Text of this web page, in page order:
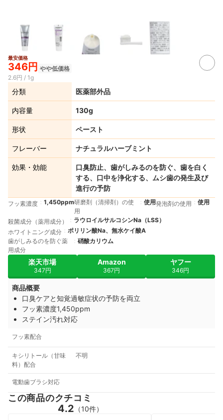
最安価格
346円 やや低価格
2.6円 / 1g
分類 医薬部外品
内容量 130g
形状 ペースト
フレーバー ナチュラルハーブミント
効果・効能
口臭防止、歯がしみるのを防ぐ、歯を白く
する、口中を浄化する、ムシ歯の発生及び
進行の予防
フッ素濃度 1,450ppm研磨剤（清掃剤）の使
用
使用発泡剤の使用 使用
殺菌成分（薬用成分）
ラウロイルサルコシンNa（LSS）
ホワイトニング成分
ポリリン酸Na、無水ケイ酸A
歯がしみるのを防ぐ薬
用成分
硝酸カリウム
楽天市場
347円
Amazon
367円
ヤフー
346円
商品概要
口臭ケアと知覚過敏症状の予防を両立
フッ素濃度1,450ppm
ステイン汚れ対応
フッ素配合
キシリトール（甘味
料）配合
不明
電動歯ブラシ対応
この商品のクチコミ
4.2 （10件）